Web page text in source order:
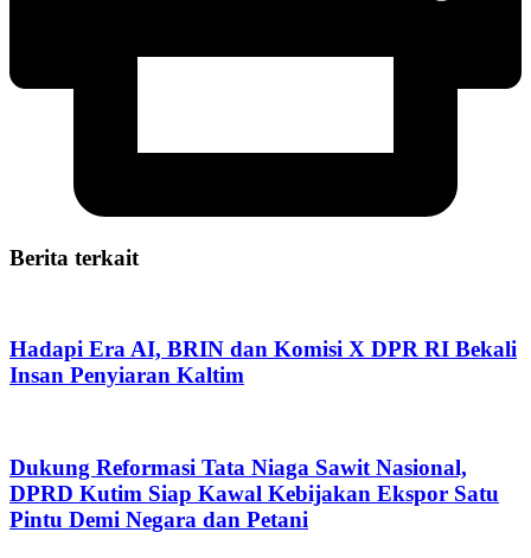
Berita terkait
Hadapi Era AI, BRIN dan Komisi X DPR RI Bekali
Insan Penyiaran Kaltim
Dukung Reformasi Tata Niaga Sawit Nasional,
DPRD Kutim Siap Kawal Kebijakan Ekspor Satu
Pintu Demi Negara dan Petani